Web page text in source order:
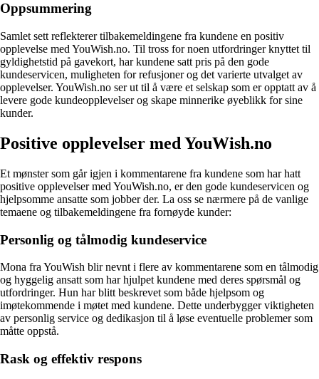
Oppsummering
Samlet sett reflekterer tilbakemeldingene fra kundene en positiv
opplevelse med YouWish.no. Til tross for noen utfordringer knyttet til
gyldighetstid på gavekort, har kundene satt pris på den gode
kundeservicen, muligheten for refusjoner og det varierte utvalget av
opplevelser. YouWish.no ser ut til å være et selskap som er opptatt av å
levere gode kundeopplevelser og skape minnerike øyeblikk for sine
kunder.
Positive opplevelser med YouWish.no
Et mønster som går igjen i kommentarene fra kundene som har hatt
positive opplevelser med YouWish.no, er den gode kundeservicen og
hjelpsomme ansatte som jobber der. La oss se nærmere på de vanlige
temaene og tilbakemeldingene fra fornøyde kunder:
Personlig og tålmodig kundeservice
Mona fra YouWish blir nevnt i flere av kommentarene som en tålmodig
og hyggelig ansatt som har hjulpet kundene med deres spørsmål og
utfordringer. Hun har blitt beskrevet som både hjelpsom og
imøtekommende i møtet med kundene. Dette underbygger viktigheten
av personlig service og dedikasjon til å løse eventuelle problemer som
måtte oppstå.
Rask og effektiv respons